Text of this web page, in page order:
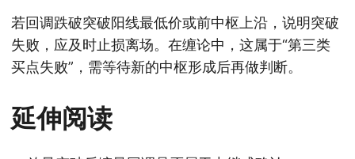
若回调跌破突破阳线最低价或前中枢上沿，说明突破
失败，应及时止损离场。在缠论中，这属于“第三类
买点失败”，需等待新的中枢形成后再做判断。
延伸阅读